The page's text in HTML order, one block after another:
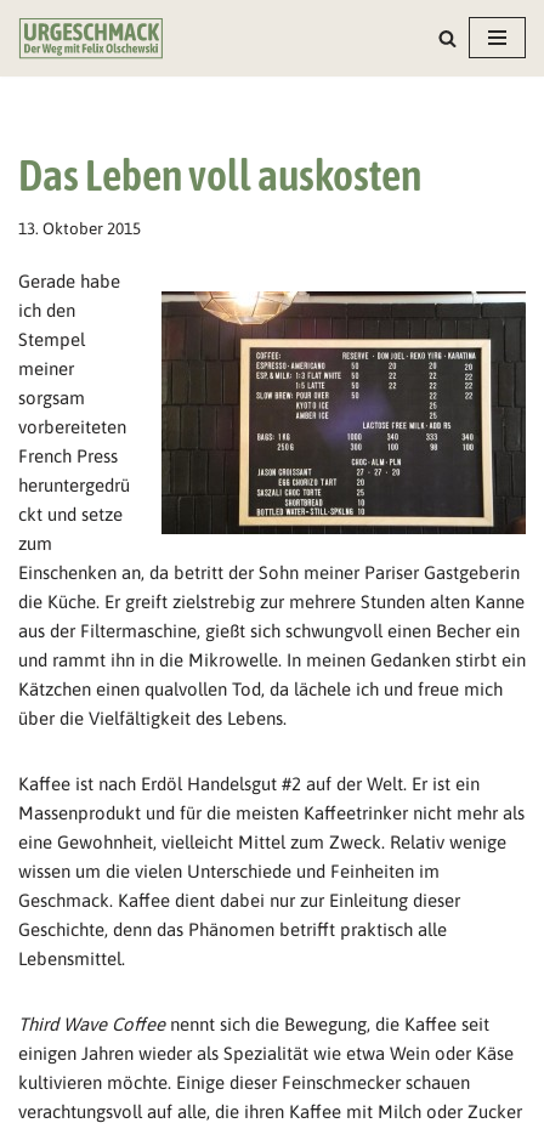
Zum
Das Leben voll auskosten
13. Oktober 2015
Gerade habe
ich den
Stempel
meiner
sorgsam
vorbereiteten
French Press
heruntergedrü
ckt und setze
zum
Einschenken an, da betritt der Sohn meiner Pariser Gastgeberin
die Küche. Er greift zielstrebig zur mehrere Stunden alten Kanne
aus der Filtermaschine, gießt sich schwungvoll einen Becher ein
und rammt ihn in die Mikrowelle. In meinen Gedanken stirbt ein
Kätzchen einen qualvollen Tod, da lächele ich und freue mich
über die Vielfältigkeit des Lebens.
Kaffee ist nach Erdöl Handelsgut #2 auf der Welt. Er ist ein
Massenprodukt und für die meisten Kaffeetrinker nicht mehr als
eine Gewohnheit, vielleicht Mittel zum Zweck. Relativ wenige
wissen um die vielen Unterschiede und Feinheiten im
Geschmack. Kaffee dient dabei nur zur Einleitung dieser
Geschichte, denn das Phänomen betrifft praktisch alle
Lebensmittel.
Third Wave Coffeenennt sich die Bewegung, die Kaffee seit
einigen Jahren wieder als Spezialität wie etwa Wein oder Käse
kultivieren möchte. Einige dieser Feinschmecker schauen
verachtungsvoll auf alle, die ihren Kaffee mit Milch oder Zucker